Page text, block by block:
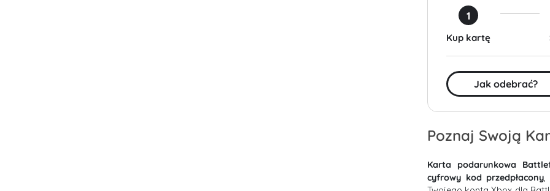
1
Kup kartę
Jak odebrać?
Poznaj Swoją
Karta podarunkowa
cyfrowy kod przedpłacony,